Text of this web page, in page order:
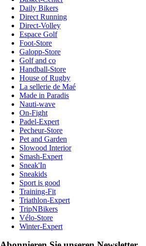
Daily Bikers
Direct Running
Direct-Volley
Espace Golf
Foot-Store
Galopp-Store
Golf and co
Handball-Store
House of Rugby
La sellerie de Maé
Made in Paradis
Nauti-wave
On-Fight
Padel-Expert
Pecheur-Store
Pet and Garden
Slowood Interior
Smash-Expert
Sneak'In
Sneakids
Sport is good
Training-Fit
Triathlon-Expert
TripNBikers
Vélo-Store
Winter-Expert